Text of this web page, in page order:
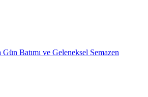
Batımı ve Geleneksel Semazen